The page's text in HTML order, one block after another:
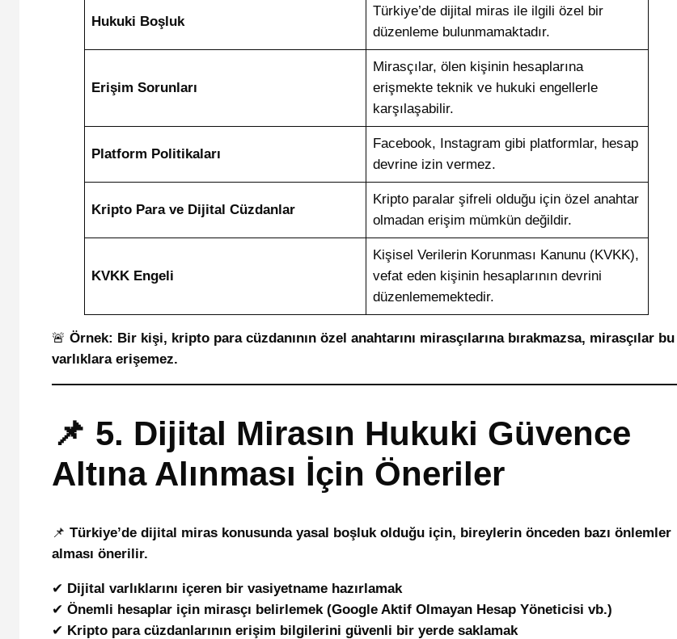
Hukuki Boşluk
Türkiye’de dijital miras ile ilgili özel bir
düzenleme bulunmamaktadır.
Erişim Sorunları
Mirasçılar, ölen kişinin hesaplarına
erişmekte teknik ve hukuki engellerle
karşılaşabilir.
Platform Politikaları
Facebook, Instagram gibi platformlar, hesap
devrine izin vermez.
Kripto Para ve Dijital Cüzdanlar
Kripto paralar şifreli olduğu için özel anahtar
olmadan erişim mümkün değildir.
KVKK Engeli
Kişisel Verilerin Korunması Kanunu (KVKK),
vefat eden kişinin hesaplarının devrini
düzenlememektedir.
🚨 Örnek: Bir kişi, kripto para cüzdanının özel anahtarını mirasçılarına bırakmazsa, mirasçılar bu
varlıklara erişemez.
📌 5. Dijital Mirasın Hukuki Güvence
Altına Alınması İçin Öneriler
📌 Türkiye’de dijital miras konusunda yasal boşluk olduğu için, bireylerin önceden bazı önlemler
alması önerilir.
✔ Dijital varlıklarını içeren bir vasiyetname hazırlamak
✔ Önemli hesaplar için mirasçı belirlemek (Google Aktif Olmayan Hesap Yöneticisi vb.)
✔ Kripto para cüzdanlarının erişim bilgilerini güvenli bir yerde saklamak